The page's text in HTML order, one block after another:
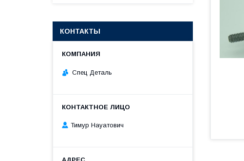
КОНТАКТЫ
Спец Деталь
Тимур Науатович